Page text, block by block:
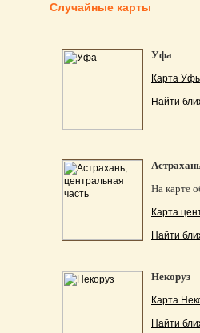
Случайные карты
Уфа
Карта
Найти
На карте
Карта
Найти
Некоруз
Карта
Найти